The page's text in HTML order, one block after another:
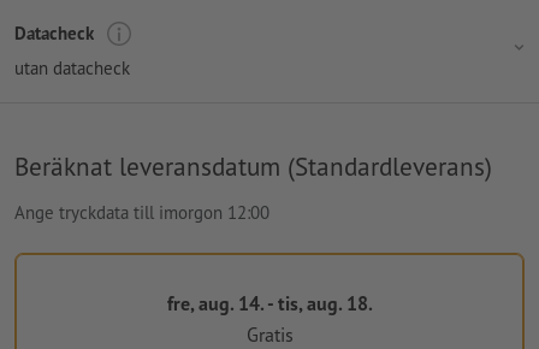
Datacheck
utan datacheck
Beräknat leveransdatum (Standardleverans)
Ange tryckdata till imorgon 12:00
fre, aug. 14. - tis, aug. 18.
Gratis